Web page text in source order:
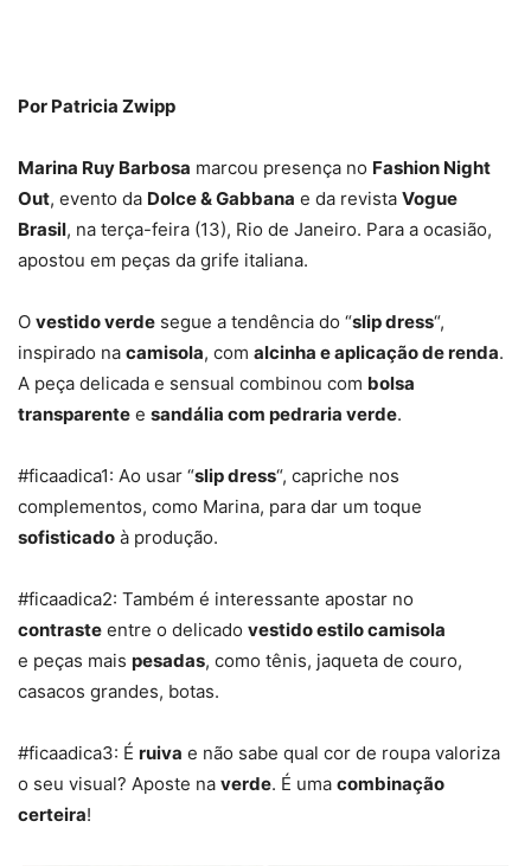
Por Patricia Zwipp
Marina Ruy Barbosa marcou presença no Fashion Night
Out, evento da Dolce & Gabbana e da revista Vogue
Brasil, na terça-feira (13), Rio de Janeiro. Para a ocasião,
apostou em peças da grife italiana.
O vestido verde segue a tendência do “slip dress“,
inspirado na camisola, com alcinha e aplicação de renda.
A peça delicada e sensual combinou com bolsa
transparente e sandália com pedraria verde.
#ficaadica1: Ao usar “slip dress“, capriche nos
complementos, como Marina, para dar um toque
sofisticado à produção.
#ficaadica2: Também é interessante apostar no
contraste entre o delicado vestido estilo camisola
e peças mais pesadas, como tênis, jaqueta de couro,
casacos grandes, botas.
#ficaadica3: É ruiva e não sabe qual cor de roupa valoriza
o seu visual? Aposte na verde. É uma combinação
certeira!